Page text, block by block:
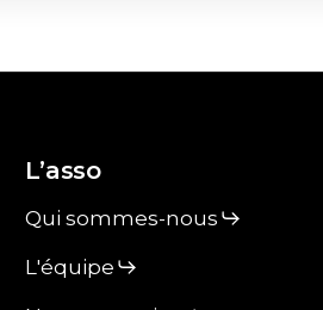
L’asso
Qui sommes-nous
L'équipe